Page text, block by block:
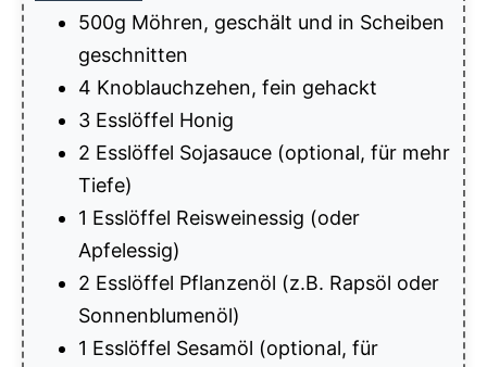
500g Möhren, geschält und in Scheiben
geschnitten
4 Knoblauchzehen, fein gehackt
3 Esslöffel Honig
2 Esslöffel Sojasauce (optional, für mehr
Tiefe)
1 Esslöffel Reisweinessig (oder
Apfelessig)
2 Esslöffel Pflanzenöl (z.B. Rapsöl oder
Sonnenblumenöl)
1 Esslöffel Sesamöl (optional, für